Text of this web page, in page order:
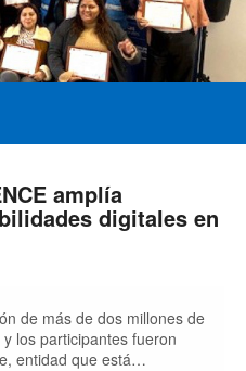
amplía
digitales en
de más de dos millones de
los participantes fueron
entidad que está